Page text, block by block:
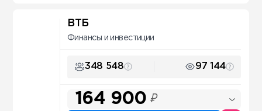
ВТБ
Финансы и инвестиции
348 548 97 144
164 900 ₽